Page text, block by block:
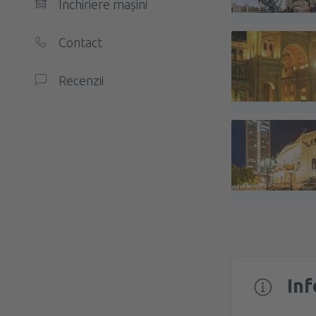
Închiriere mașini
Contact
Recenzii